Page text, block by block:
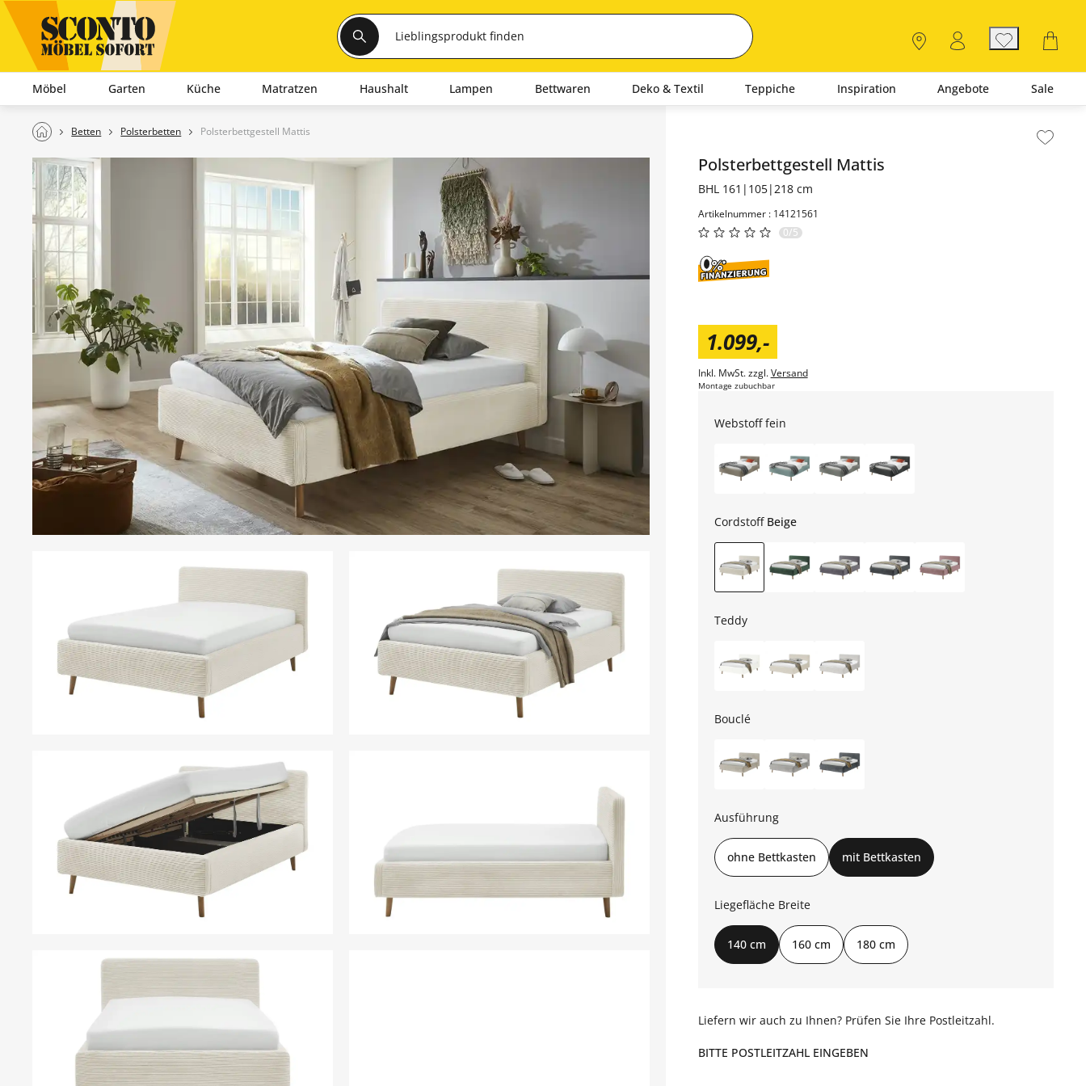
Möbel Garten Küche Matratzen Haushalt Lampen Bettwaren Deko & Textil Teppiche Inspiration Angebote Sale
Betten Polsterbetten Polsterbettgestell Mattis
Polsterbettgestell Mattis
BHL 161|105|218 cm
Artikelnummer : 14121561
0/5
1.099,-
Inkl. MwSt. zzgl.Versand
Montage zubuchbar
Webstoff fein
Cordstoff Beige
Teddy
Bouclé
Ausführung
ohne Bettkasten mit Bettkasten
Liegefläche Breite
140 cm 160 cm 180 cm
Liefern wir auch zu Ihnen? Prüfen Sie Ihre Postleitzahl.
BITTE POSTLEITZAHL EINGEBEN